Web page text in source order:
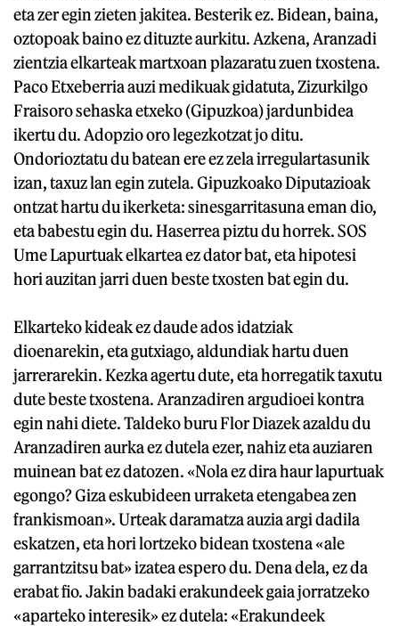
eta zer egin zieten jakitea. Besterik ez. Bidean, baina,
oztopoak baino ez dituzte aurkitu. Azkena, Aranzadi
zientzia elkarteak martxoan plazaratu zuen txostena.
Paco Etxeberria auzi medikuak gidatuta, Zizurkilgo
Fraisoro sehaska etxeko (Gipuzkoa) jardunbidea
ikertu du. Adopzio oro legezkotzat jo ditu.
Ondorioztatu du batean ere ez zela irregulartasunik
izan, taxuz lan egin zutela. Gipuzkoako Diputazioak
ontzat hartu du ikerketa: sinesgarritasuna eman dio,
eta babestu egin du. Haserrea piztu du horrek. SOS
Ume Lapurtuak elkartea ez dator bat, eta hipotesi
hori auzitan jarri duen beste txosten bat egin du.
Elkarteko kideak ez daude ados idatziak
dioenarekin, eta gutxiago, aldundiak hartu duen
jarrerarekin. Kezka agertu dute, eta horregatik taxutu
dute beste txostena. Aranzadiren argudioei kontra
egin nahi diete. Taldeko buru Flor Diazek azaldu du
Aranzadiren aurka ez dutela ezer, nahiz eta auziaren
muinean bat ez datozen. «Nola ez dira haur lapurtuak
egongo? Giza eskubideen urraketa etengabea zen
frankismoan». Urteak daramatza auzia argi dadila
eskatzen, eta hori lortzeko bidean txostena «ale
garrantzitsu bat» izatea espero du. Dena dela, ez da
erabat fio. Jakin badaki erakundeek gaia jorratzeko
«aparteko interesik» ez dutela: «Erakundeek